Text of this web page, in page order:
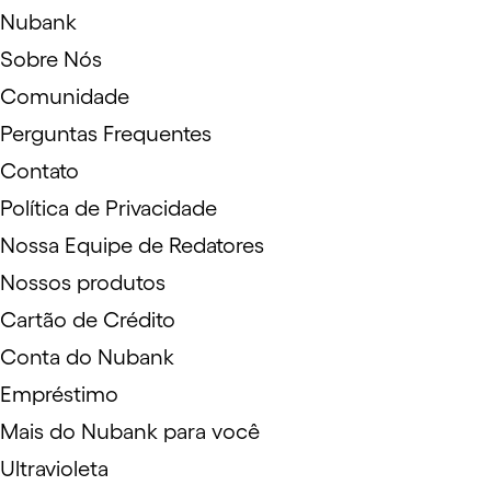
Nubank
Sobre Nós
Comunidade
Perguntas Frequentes
Contato
Política de Privacidade
Nossa Equipe de Redatores
Nossos produtos
Cartão de Crédito
Conta do Nubank
Empréstimo
Mais do Nubank para você
Ultravioleta